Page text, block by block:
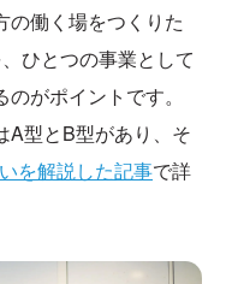
の働く場をつくりた
ひとつの事業として
がポイントです。
A型とB型があり、そ
を解説した記事で詳